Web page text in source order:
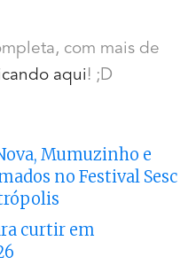
com mais de
aqui ! ;D
Mumuzinho e
no Festival Sesc
curtir em